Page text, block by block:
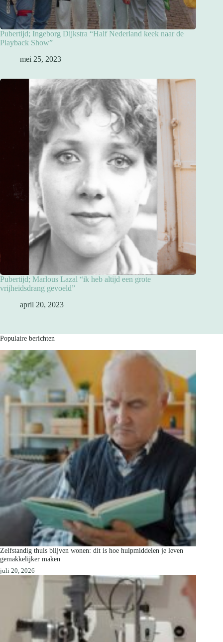
Pubertijd; Ingeborg Dijkstra “Half Nederland keek naar de
Playback Show”
mei 25, 2023
Pubertijd; Marlous Lazal “ik heb altijd een grote
vrijheidsdrang gevoeld”
april 20, 2023
Populaire berichten
Zelfstandig thuis blijven wonen: dit is hoe hulpmiddelen je leven
gemakkelijker maken
juli 20, 2026